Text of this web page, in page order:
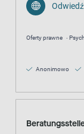
Oferty prawne
Anonimowo